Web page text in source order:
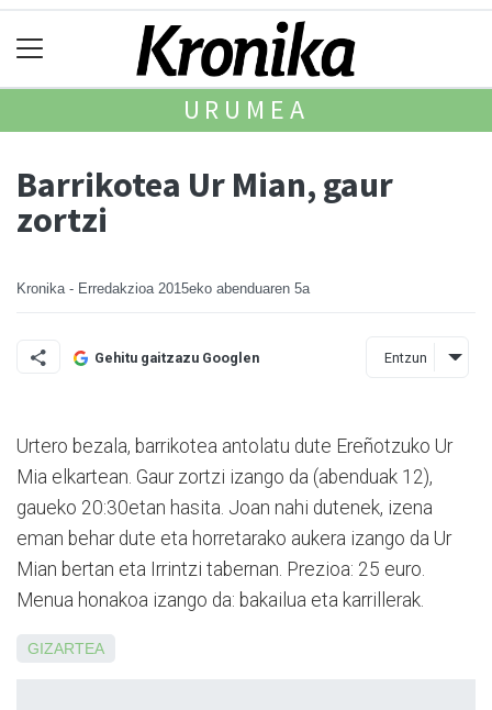
URUMEA
Barrikotea Ur Mian, gaur
zortzi
Kronika - Erredakzioa 2015eko abenduaren 5a
Gehitu gaitzazu Googlen Entzun
Urtero bezala, barrikotea antolatu dute Ereñotzuko Ur
Mia elkartean. Gaur zortzi izango da (abenduak 12),
gaueko 20:30etan hasita. Joan nahi dutenek, izena
eman behar dute eta horretarako aukera izango da Ur
Mian bertan eta Irrintzi tabernan. Prezioa: 25 euro.
Menua honakoa izango da: bakailua eta karrillerak.
GIZARTEA